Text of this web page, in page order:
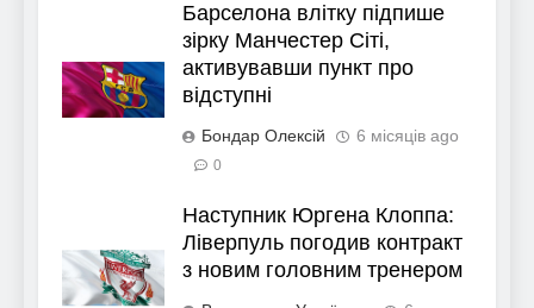
Барселона влітку підпише
зірку Манчестер Сіті,
активувавши пункт про
відступні
Бондар Олексій 6 місяців ago
0
Наступник Юргена Клоппа:
Ліверпуль погодив контракт
з новим головним тренером